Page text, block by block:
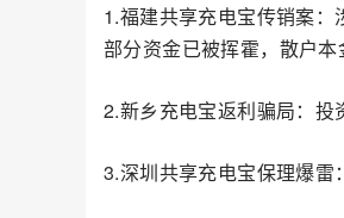
1.福建共享充电宝传销案
部分资金已被挥霍，散户本
2.新乡充电宝返利骗局：投
3.深圳共享充电宝保理爆雷